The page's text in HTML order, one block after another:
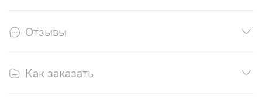
Отзывы
Как заказать